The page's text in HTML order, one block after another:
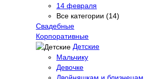
14 февраля
Все категории (14)
Свадебные
Корпоративные
Детские
Мальчику
Девочке